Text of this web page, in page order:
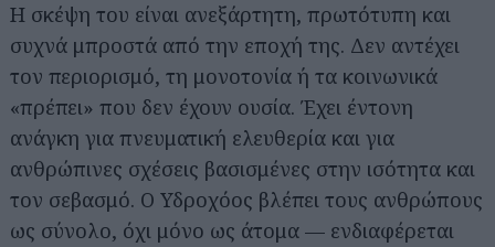
Η σκέψη του είναι ανεξάρτητη, πρωτότυπη και
συχνά μπροστά από την εποχή της. Δεν αντέχει
τον περιορισμό, τη μονοτονία ή τα κοινωνικά
«πρέπει» που δεν έχουν ουσία. Έχει έντονη
ανάγκη για πνευματική ελευθερία και για
ανθρώπινες σχέσεις βασισμένες στην ισότητα και
τον σεβασμό. Ο Υδροχόος βλέπει τους ανθρώπους
ως σύνολο, όχι μόνο ως άτομα — ενδιαφέρεται